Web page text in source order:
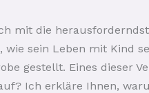
mit die
sein Leben mit Kind
gestellt. Eines dieser
Ich erkläre Ihnen,